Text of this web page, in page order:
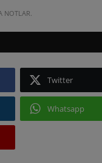
NOTLAR.
Twitter
Whatsapp